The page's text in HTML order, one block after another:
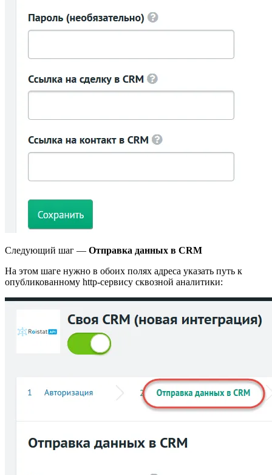
Следующий шаг — Отправка данных в CRM
На этом шаге нужно в обоих полях адреса указать путь к
опубликованному http-сервису сквозной аналитики: